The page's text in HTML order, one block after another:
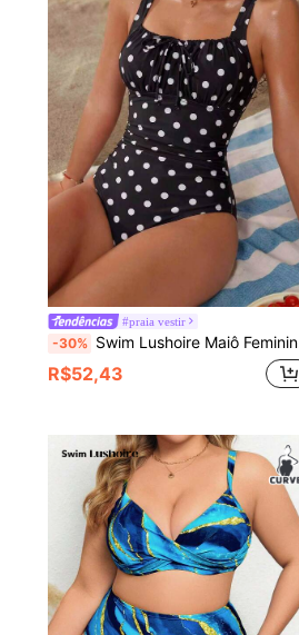
#praia vestir
-30% Swim Lushoire Maiô Feminino Peça Única Primavera/Verão, Mais Vendido, Preto e Branco com Poá, Bloco de Cor, Alças Duplas nos Ombros, Decote Quadrado, Maduro e Conservador
R$52,43